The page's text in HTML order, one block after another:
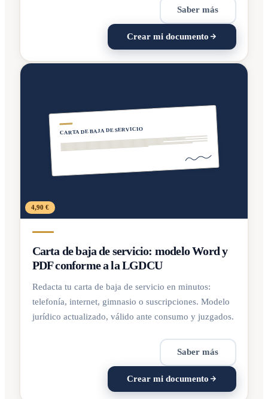
Saber más
Crear mi documento
CARTA DE BAJA DE SERVICIO
4,90 €
Carta de baja de servicio: modelo Word y
PDF conforme a la LGDCU
Redacta tu carta de baja de servicio en minutos:
telefonía, internet, gimnasio o suscripciones. Modelo
jurídico actualizado, válido ante consumo y juzgados.
Saber más
Crear mi documento